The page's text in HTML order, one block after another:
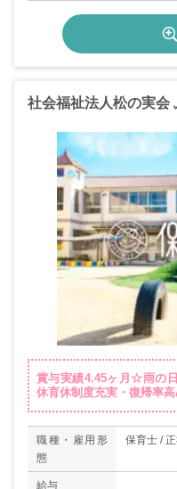
社会福祉法人松の実会
賞与実績4.45ヶ月☆雨の
休育休制度充実・復帰率
職種・雇用形
態
保育士 /
給与